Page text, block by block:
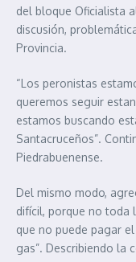
del bloque Oficialista
discusión,
Provincia.
“Los peronistas
queremos seguir
estamos buscando
Santacruceños”.
Piedrabuenense.
Del mismo modo,
difícil, porque no toda
que no puede pagar
gas”. Describiendo la